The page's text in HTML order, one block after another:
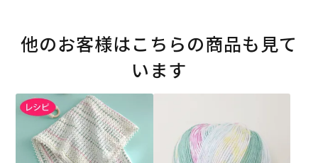
他のお客様はこちらの商品も見て
います